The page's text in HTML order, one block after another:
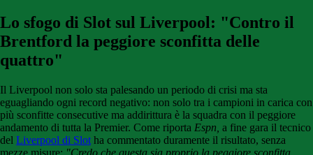
Lo sfogo di Slot sul Liverpool: "Contro il
Brentford la peggiore sconfitta delle
quattro"
Il Liverpool non solo sta palesando un periodo di crisi ma sta
eguagliando ogni record negativo: non solo tra i campioni in carica con
più sconfitte consecutive ma addirittura è la squadra con il peggiore
andamento di tutta la Premier. Come riporta Espn, a fine gara il tecnico
del Liverpool di Slot ha commentato duramente il risultato, senza
mezze misure: "Credo che questa sia proprio la peggiore sconfitta